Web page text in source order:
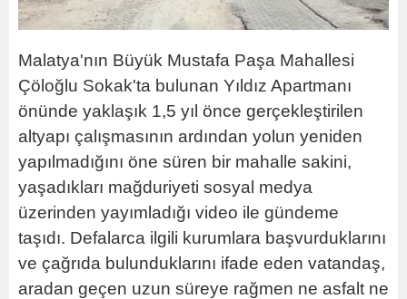
Malatya'nın Büyük Mustafa Paşa Mahallesi
Çöloğlu Sokak'ta bulunan Yıldız Apartmanı
önünde yaklaşık 1,5 yıl önce gerçekleştirilen
altyapı çalışmasının ardından yolun yeniden
yapılmadığını öne süren bir mahalle sakini,
yaşadıkları mağduriyeti sosyal medya
üzerinden yayımladığı video ile gündeme
taşıdı. Defalarca ilgili kurumlara başvurduklarını
ve çağrıda bulunduklarını ifade eden vatandaş,
aradan geçen uzun süreye rağmen ne asfalt ne